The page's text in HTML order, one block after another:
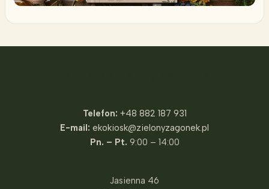
Telefon: +48 882 187 931
E-mail: ekokiosk@zielonyzagonek.pl
Pn. – Pt. 9:00 – 14:00
Jasienna 46